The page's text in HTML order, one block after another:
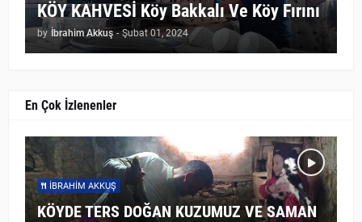
KÖY KAHVESİ Köy Bakkalı Ve Köy Fırını
by İbrahim Akkuş - Şubat 01, 2024
En Çok İzlenenler
İBRAHIM AKKUŞ
KÖYDE TERS DOĞAN KUZUMUZ VE SAMAN